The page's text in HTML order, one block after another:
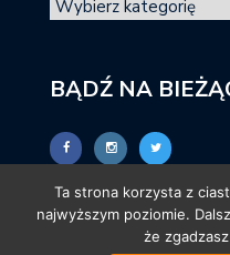
BĄDŹ NA
Ta strona korzysta z
najwyższym poziomie.
że